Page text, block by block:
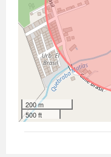
200 m
500 ft